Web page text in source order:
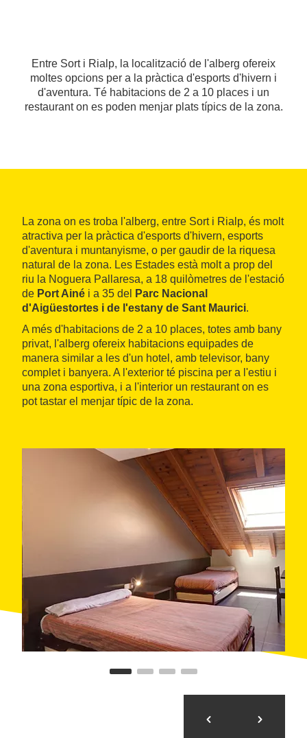
Entre Sort i Rialp, la localització de l'alberg ofereix
moltes opcions per a la pràctica d'esports d'hivern i
d'aventura. Té habitacions de 2 a 10 places i un
restaurant on es poden menjar plats típics de la zona.
La zona on es troba l'alberg, entre Sort i Rialp, és molt
atractiva per la pràctica d'esports d'hivern, esports
d'aventura i muntanyisme, o per gaudir de la riquesa
natural de la zona. Les Estades està molt a prop del
riu la Noguera Pallaresa, a 18 quilòmetres de l'estació
de Port Ainé i a 35 del
Parc Nacional
d'Aigüestortes i de l'estany de Sant Maurici.
A més d'habitacions de 2 a 10 places, totes amb bany
privat, l'alberg ofereix habitacions equipades de
manera similar a les d'un hotel, amb televisor, bany
complet i banyera. A l'exterior té piscina per a l'estiu i
una zona esportiva, i a l'interior un restaurant on es
pot tastar el menjar típic de la zona.